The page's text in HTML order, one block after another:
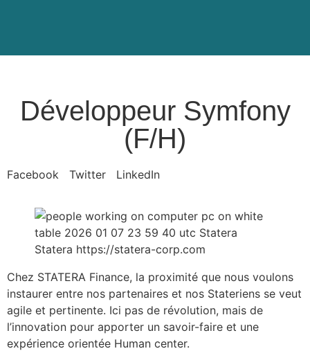
Développeur Symfony
(F/H)
Facebook Twitter LinkedIn
Chez STATERA Finance, la proximité que nous voulons
instaurer entre nos partenaires et nos Stateriens se veut
agile et pertinente. Ici pas de révolution, mais de
l’innovation pour apporter un savoir-faire et une
expérience orientée Human center.